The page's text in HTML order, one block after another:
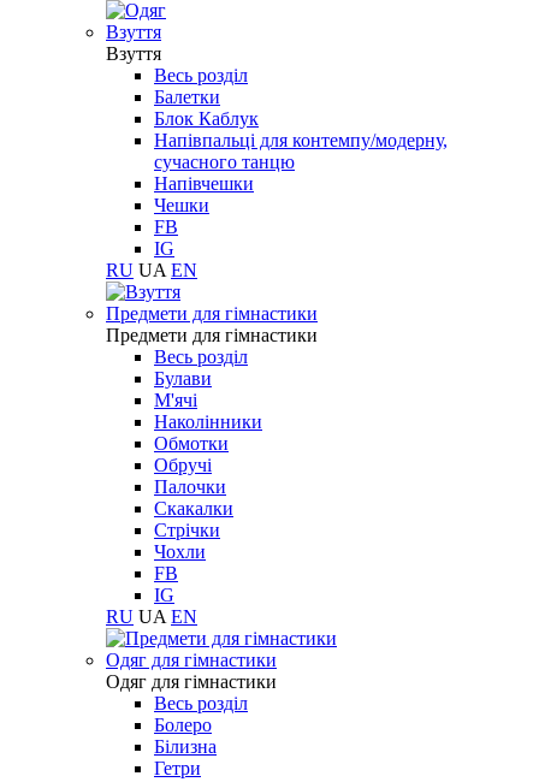
Взуття
Взуття
Весь розділ
Балетки
Блок Каблук
Напівпальці для контемпу/модерну,
сучасного танцю
Напівчешки
Чешки
FB
IG
RU UA EN
Предмети для гімнастики
Предмети для гімнастики
Весь розділ
Булави
М'ячі
Наколінники
Обмотки
Обручі
Палочки
Скакалки
Стрічки
Чохли
FB
IG
RU UA EN
Одяг для гімнастики
Одяг для гімнастики
Весь розділ
Болеро
Білизна
Гетри